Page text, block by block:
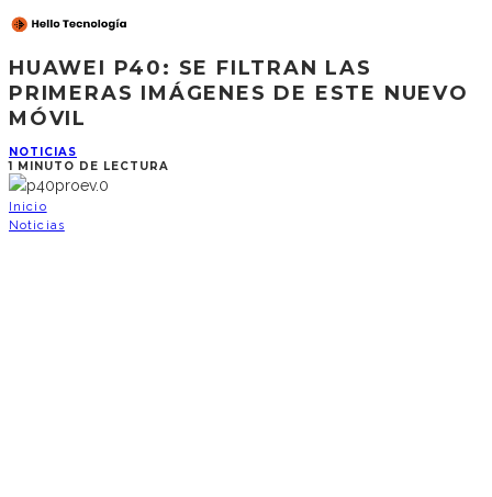
HUAWEI P40: SE FILTRAN LAS
PRIMERAS IMÁGENES DE ESTE NUEVO
MÓVIL
NOTICIAS
1 MINUTO DE LECTURA
Inicio
Noticias